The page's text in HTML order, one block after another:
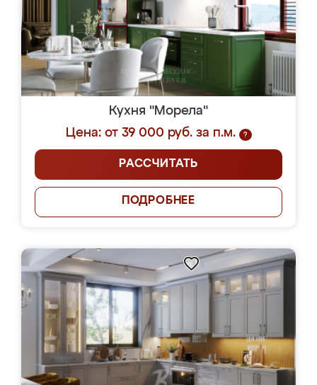
Кухня "Морела"
Цена: от 39 000 руб. за п.м.
?
РАССЧИТАТЬ
ПОДРОБНЕЕ